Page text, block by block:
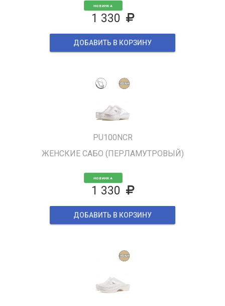
НОВИНКА
1 330
ДОБАВИТЬ В КОРЗИНУ
PU100NCR
ЖЕНСКИЕ САБО (ПЕРЛАМУТРОВЫЙ)
НОВИНКА
1 330
ДОБАВИТЬ В КОРЗИНУ